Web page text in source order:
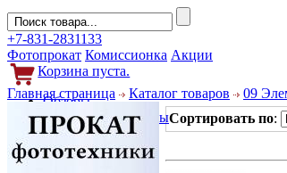
+7-831-2831133
Фотопрокат Комиссионка Акции
Корзина пуста.
Обзоры
Фотоаппараты
Объективы
Фильтры
Главная страница Каталог товаров 09
Сортировать по: